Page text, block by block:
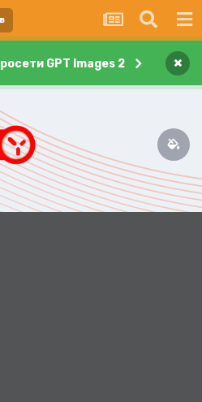
GPT Images 2 ×